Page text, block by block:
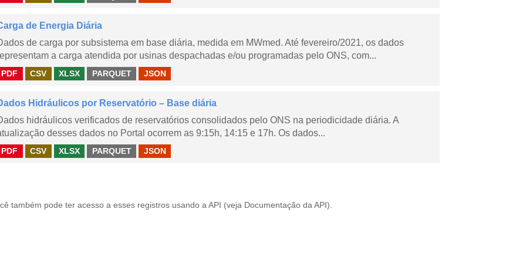
de Energia Diária
de carga por subsistema em base diária, medida em MWmed. Até fevereiro/2021, os dados
a carga atendida por usinas despachadas e/ou programadas pelo ONS, com...
PDF CSV XLSX PARQUET JSON
Hidráulicos por Reservatório – Base diária
hidráulicos verificados de reservatórios consolidados pelo ONS na periodicidade diária. A
desses dados no Portal ocorrem as 9:15h, 14:15 e 17h. Os dados...
PDF CSV XLSX PARQUET JSON
também pode ter acesso a esses registros usando a API (veja Documentação da API ).